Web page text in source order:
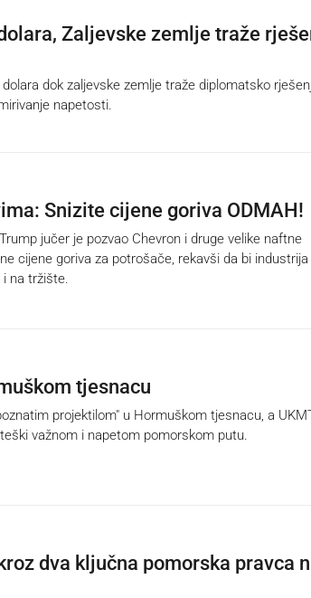
Zaljevske zemlje traže
dok zaljevske zemlje traže diplomatsko
napetosti.
Snizite cijene goriva ODMAH!
jučer je pozvao Chevron i druge velike naftne
cijene goriva za potrošače, rekavši da bi industrija
na tržište.
tjesnacu
projektilom" u Hormuškom tjesnacu, a
važnom i napetom pomorskom putu.
dva ključna pomorska pravca